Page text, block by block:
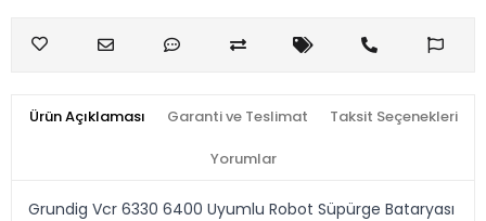
Ürün Açıklaması Garanti ve Teslimat Taksit Seçenekleri
Yorumlar
Grundig Vcr 6330 6400 Uyumlu Robot Süpürge Bataryası